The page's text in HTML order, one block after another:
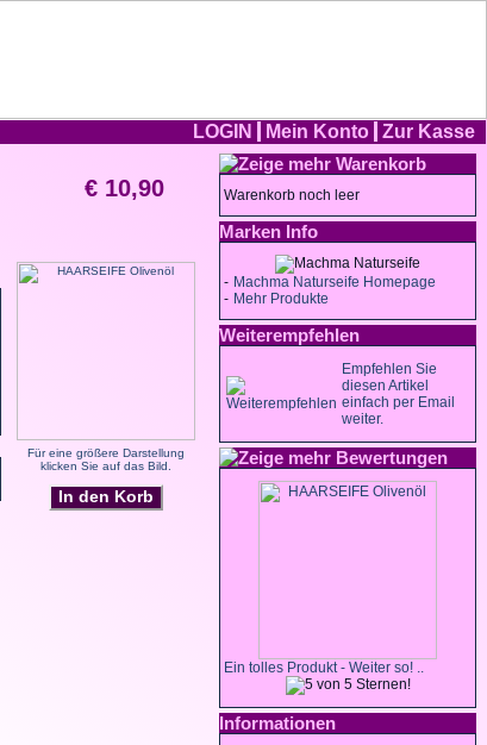
LOGIN Mein Konto
Zur Kasse
€ 10,90
Für eine größere Darstellung
klicken Sie auf das Bild.
In den Korb
Warenkorb
Warenkorb noch leer
Marken Info
- Machma Naturseife Homepage
- Mehr Produkte
Weiterempfehlen
Empfehlen Sie
diesen Artikel
einfach per Email
weiter.
Bewertungen
Ein tolles Produkt - Weiter so! ..
Informationen